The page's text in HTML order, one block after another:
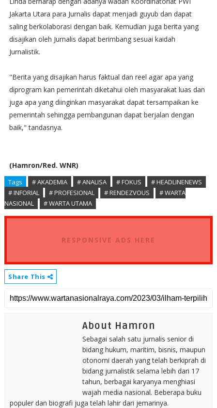
Jakarta Utara para Jurnalis dapat menjadi guyub dan dapat
saling berkolaborasi dengan baik. Kemudian juga berita yang
disajikan oleh Jurnalis dapat berimbang sesuai kaidah
Jurnalistik.
"Berita yang disajikan harus faktual dan reel agar apa yang
diprogram kan pemerintah diketahui oleh masyarakat luas dan
juga apa yang diinginkan masyarakat dapat tersampaikan ke
pemerintah sehingga pembangunan dapat berjalan dengan
baik," tandasnya.
(Hamron/Red. WNR)
Tags # AKADEMIA # ANALISA # FOKUS
# HEADLINENEWS
# INFORIAL
# PROFESIONAL # RENDEZVOUS
# WARTA
NASIONAL
# WARTA UTAMA
RESPONSIVE ADS HERE
Share This
About Hamron
Sebagai salah satu jurnalis senior di
bidang hukum, maritim, bisnis, maupun
otonomi daerah yang telah berkiprah di
bidang jurnalistik selama lebih dari 17
tahun, berbagai karyanya menghiasi
wajah media nasional. Beberapa buku
populer dan biografi juga telah lahir dari jemarinya.